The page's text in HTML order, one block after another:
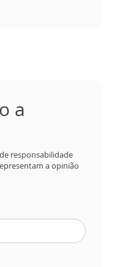
a
responsabilidade
a opinião